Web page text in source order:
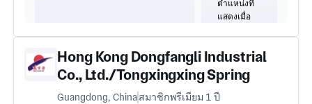
Hong Kong Dongfangli Industrial
Co., Ltd./Tongxingxing Spring
Hardware (Shenzhen) Co., Ltd
Guangdong, Chinaสมาชิกพรีเมียม 1 ปี